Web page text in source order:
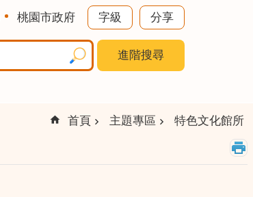
桃園市政府 字級 分享
進階搜尋
首頁 主題專區 特色文化館所